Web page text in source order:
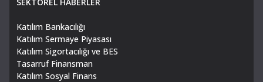
Katılım Bankacılığı
Katılım Sermaye Piyasası
Katılım Sigortacılığı ve BES
Tasarruf Finansman
Katılım Sosyal Finans